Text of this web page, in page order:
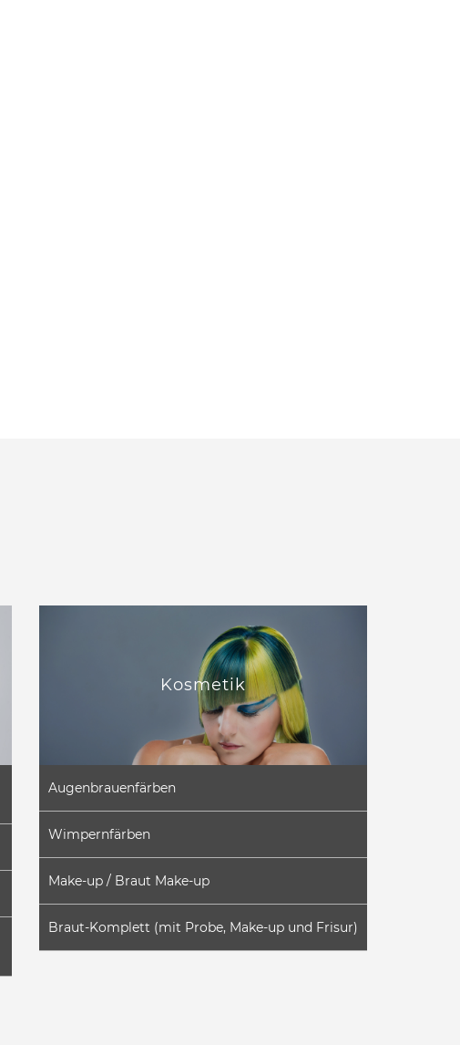
Kosmetik
Augenbrauenfärben
Wimpernfärben
Make-up / Braut Make-up
Braut-Komplett (mit Probe, Make-up und Frisur)